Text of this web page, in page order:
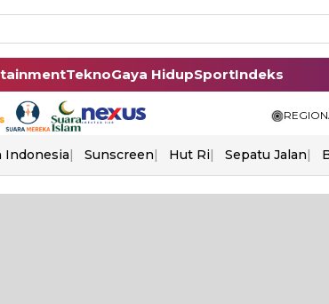
TeknoGaya HidupSportIndeks
Indonesia Sunscreen Hut Ri Sepatu Jalan